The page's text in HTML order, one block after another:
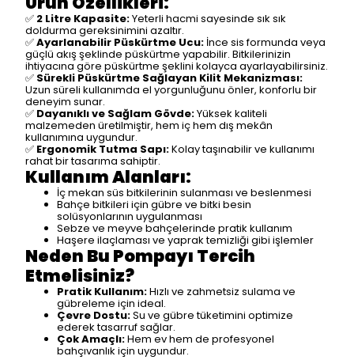
✅ 2 Litre Kapasite:Yeterli hacmi sayesinde sık sık
doldurma gereksinimini azaltır.
✅Ayarlanabilir Püskürtme Ucu: İnce sis formunda veya
güçlü akış şeklinde püskürtme yapabilir. Bitkilerinizin
ihtiyacına göre püskürtme şeklini kolayca ayarlayabilirsiniz.
✅ Sürekli Püskürtme Sağlayan Kilit Mekanizması:
Uzun süreli kullanımda el yorgunluğunu önler, konforlu bir
deneyim sunar.
✅ Dayanıklı ve Sağlam Gövde:Yüksek kaliteli
malzemeden üretilmiştir, hem iç hem dış mekân
kullanımına uygundur.
✅ Ergonomik Tutma Sapı:Kolay taşınabilir ve kullanımı
rahat bir tasarıma sahiptir.
Kullanım Alanları:
İç mekan süs bitkilerinin sulanması ve beslenmesi
Bahçe bitkileri için gübre ve bitki besin
solüsyonlarının uygulanması
Sebze ve meyve bahçelerinde pratik kullanım
Haşere ilaçlaması ve yaprak temizliği gibi işlemler
Neden Bu Pompayı Tercih
Etmelisiniz?
Pratik Kullanım:Hızlı ve zahmetsiz sulama ve
gübreleme için ideal.
Çevre Dostu:Su ve gübre tüketimini optimize
ederek tasarruf sağlar.
Çok Amaçlı:Hem ev hem de profesyonel
bahçıvanlık için uygundur.